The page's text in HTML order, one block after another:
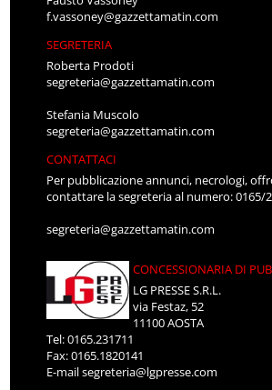
f.vassoney@gazzettamatin.com
SEGRETERIA
Roberta Prodoti
segreteria@gazzettamatin.com
Stefania Muscolo
segreteria@gazzettamatin.com
CONTATTACI
Per pubblicazione annunci, necrologi,
contattare la segreteria al numero: 0165/
segreteria@gazzettamatin.com
CONCESSIONARIA DI
LG PRESSE S.R.L.
via Festaz, 52
11100 AOSTA
Tel: 0165.231711
Fax: 0165.1820141
E-mailsegreteria@lgpresse.com